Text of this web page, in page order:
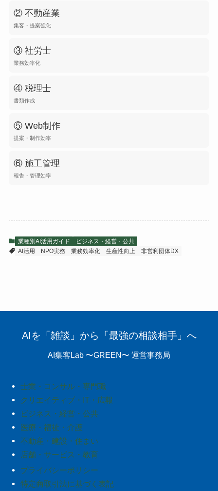
② 不動産業
集客・提案強化
③ 社労士
業務効率化
④ 税理士
書類作成
⑤ Web制作
提案・制作効率
⑥ 施工管理
報告・管理効率
業種別AI活用ガイド
ビジネス・経営・公共
AI活用
NPO実務 業務効率化 生産性向上 非営利団体DX
AIを「雑談」から「最強の相談相手」へ
AI集客Lab 〜GREEN〜 運営事務局
士業・コンサル・専門職
クリエイティブ・IT・広報
ビジネス・経営・公共
医療・福祉・介護
不動産・建設・住まい
店舗・サービス・教育
プライバシーポリシー
特定商取引法に基づく表記